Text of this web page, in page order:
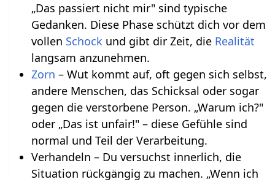
„Das passiert nicht mir" sind typische
Gedanken. Diese Phase schützt dich vor dem
vollen Schockund gibt dir Zeit, die Realität
langsam anzunehmen.
Zorn – Wut kommt auf, oft gegen sich selbst,
andere Menschen, das Schicksal oder sogar
gegen die verstorbene Person. „Warum ich?"
oder „Das ist unfair!" – diese Gefühle sind
normal und Teil der Verarbeitung.
Verhandeln – Du versuchst innerlich, die
Situation rückgängig zu machen. „Wenn ich